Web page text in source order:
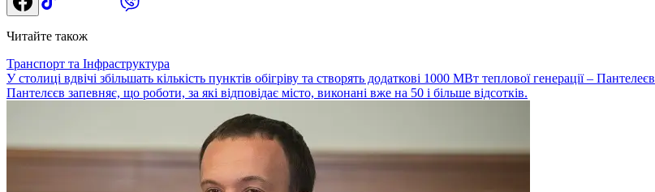
Читайте також
Транспорт та Інфраструктура
У столиці вдвічі збільшать кількість пунктів обігріву та створять додаткові 1000 МВт теплової генерації – Пантелеєв
Пантелєєв запевняє, що роботи, за які відповідає місто, виконані вже на 50 і більше відсотків.